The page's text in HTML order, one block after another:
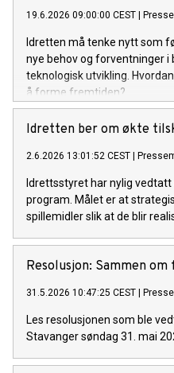
19.6.2026 09:00:00 CEST
Idretten må tenke nytt som
nye behov og forventninger i
teknologisk utvikling.
å forme fremtiden?
Idretten ber om økte
2.6.2026 13:01:52 CEST
Idrettsstyret har nylig
program. Målet er at
spillemidler slik at de blir
Resolusjon: Sammen
31.5.2026 10:47:25 CEST
Les resolusjonen som ble
Stavanger søndag 31. mai